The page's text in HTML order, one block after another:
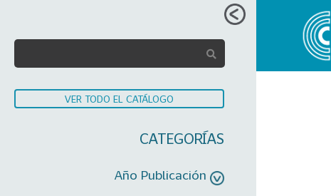
VER TODO EL CATÁLOGO
CATEGORÍAS
Año Publicación